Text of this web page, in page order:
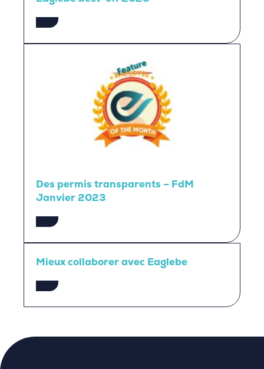
Des permis transparents – FdM
Janvier 2023
Mieux collaborer avec Eaglebe